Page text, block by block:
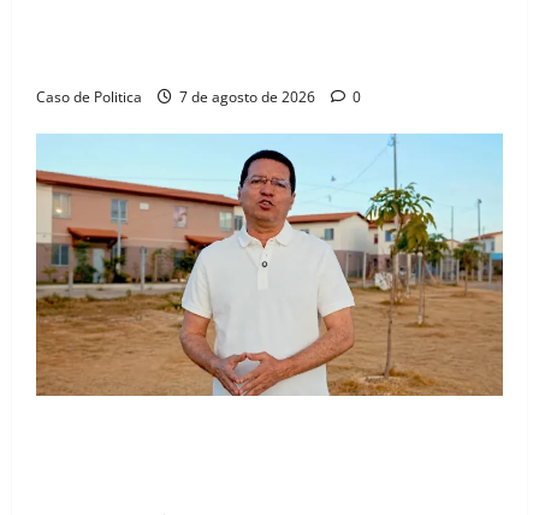
Caso de Politica 7 de agosto de 2026 0